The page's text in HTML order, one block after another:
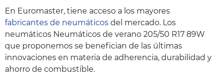
En Euromaster, tiene acceso a los mayores
fabricantes de neumáticos del mercado. Los
neumáticos Neumáticos de verano 205/50 R17 89W
que proponemos se benefician de las últimas
innovaciones en materia de adherencia, durabilidad y
ahorro de combustible.